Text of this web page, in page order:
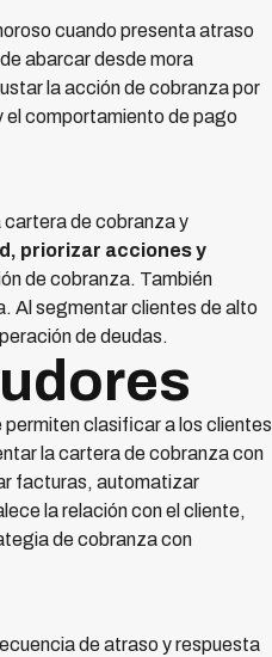
cuando presenta atraso
abarcar desde mora
la acción de cobranza por
el comportamiento de pago
de cobranza y
priorizar acciones y
de cobranza. También
Al segmentar clientes de alto
de deudas.
clasificar a los clientes
la cartera de cobranza con
facturas, automatizar
la relación con el cliente,
de cobranza con
de atraso y respuesta